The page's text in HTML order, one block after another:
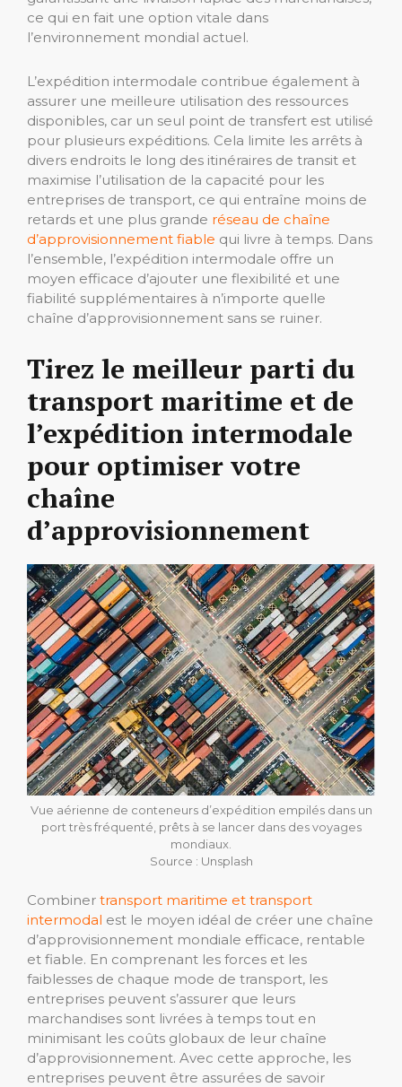
ce qui en fait une option vitale dans
l’environnement mondial actuel.
L’expédition intermodale contribue également à
assurer une meilleure utilisation des ressources
disponibles, car un seul point de transfert est utilisé
pour plusieurs expéditions. Cela limite les arrêts à
divers endroits le long des itinéraires de transit et
maximise l’utilisation de la capacité pour les
entreprises de transport, ce qui entraîne moins de
retards et une plus grande réseau de chaîne
d’approvisionnement fiable qui livre à temps. Dans
l’ensemble, l’expédition intermodale offre un
moyen efficace d’ajouter une flexibilité et une
fiabilité supplémentaires à n’importe quelle
chaîne d’approvisionnement sans se ruiner.
Tirez le meilleur parti du
transport maritime et de
l’expédition intermodale
pour optimiser votre
chaîne
d’approvisionnement
Vue aérienne de conteneurs d’expédition empilés dans un
port très fréquenté, prêts à se lancer dans des voyages
mondiaux.
Source : Unsplash
Combiner transport maritime et transport
intermodal est le moyen idéal de créer une chaîne
d’approvisionnement mondiale efficace, rentable
et fiable. En comprenant les forces et les
faiblesses de chaque mode de transport, les
entreprises peuvent s’assurer que leurs
marchandises sont livrées à temps tout en
minimisant les coûts globaux de leur chaîne
d’approvisionnement. Avec cette approche, les
entreprises peuvent être assurées de savoir